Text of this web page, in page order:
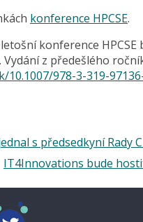
konference HPCSE.
konference
Vydání z předešlého
978-3-319-
s předsedkyní Rady
IT4Innovations bude